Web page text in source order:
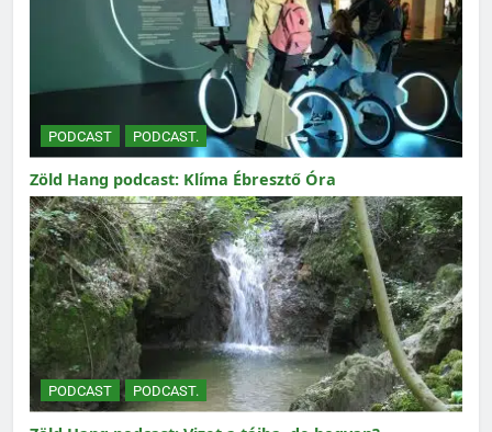
PODCAST PODCAST.
Zöld Hang podcast: Klíma Ébresztő Óra
PODCAST PODCAST.